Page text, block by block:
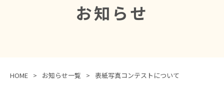
お知らせ
HOME お知らせ一覧 表紙写真コンテストについて